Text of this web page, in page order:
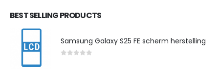
BEST SELLING PRODUCTS
Samsung Galaxy S25 FE scherm herstelling